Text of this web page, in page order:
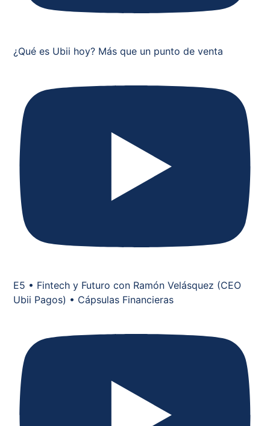
¿Qué es Ubii hoy? Más que un punto de venta
E5 • Fintech y Futuro con Ramón Velásquez (CEO
Ubii Pagos) • Cápsulas Financieras